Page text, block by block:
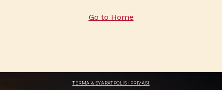
Go to Home
TERMA & SYARATPOLISI PRIVASI